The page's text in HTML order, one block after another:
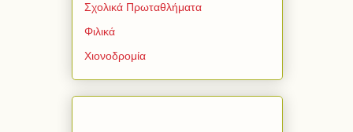
Σχολικά Πρωταθλήματα
Φιλικά
Χιονοδρομία